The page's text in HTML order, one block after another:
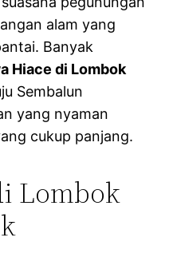
alam yang
Banyak
Hiace di Lombok
Sembalun
yang nyaman
cukup panjang.
Lombok